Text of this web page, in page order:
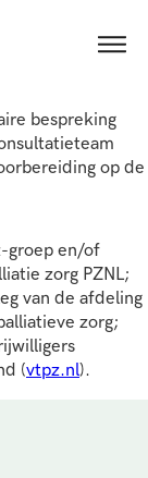
bespreking
op de
groep en/of
zorg PZNL;
van de afdeling
zorg;
(vtpz.nl).